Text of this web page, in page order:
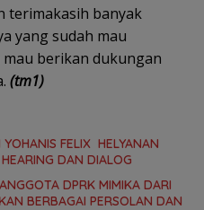
terimakasih banyak
yang sudah mau
berikan dukungan
(tm1)
FELIX HELYANAN
DAN DIALOG
DPRK MIMIKA DARI
BERBAGAI PERSOLAN DAN